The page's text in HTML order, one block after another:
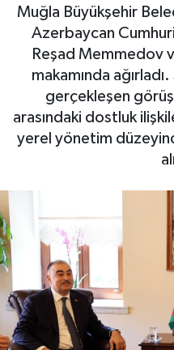
Muğla Büyükşehir
Azerbaycan
Reşad Memmedov
makamında
gerçekleşen
arasındaki dostluk
yerel yönetim
Otovitrin
Asayiş
Magazin
Eğitim
Haber Arşivi